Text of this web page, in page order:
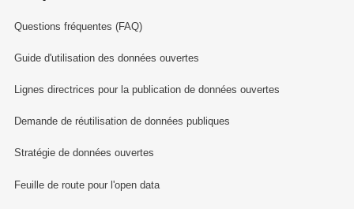
Questions fréquentes (FAQ)
Guide d'utilisation des données ouvertes
Lignes directrices pour la publication de données ouvertes
Demande de réutilisation de données publiques
Stratégie de données ouvertes
Feuille de route pour l'open data